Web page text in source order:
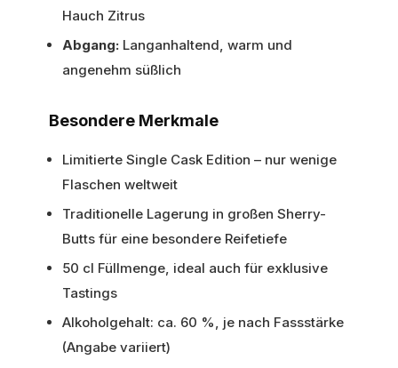
Hauch Zitrus
Abgang: Langanhaltend, warm und
angenehm süßlich
Besondere Merkmale
Limitierte Single Cask Edition – nur wenige
Flaschen weltweit
Traditionelle Lagerung in großen Sherry-
Butts für eine besondere Reifetiefe
50 cl Füllmenge, ideal auch für exklusive
Tastings
Alkoholgehalt: ca. 60 %, je nach Fassstärke
(Angabe variiert)